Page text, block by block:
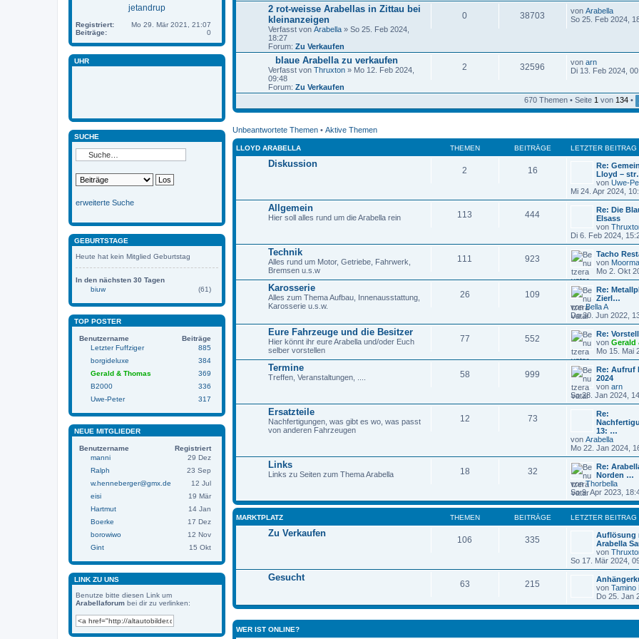
B
i
g
e
r
i
a
2 rot-weisse Arabellas in Zittau bei
kleinanzeigen
Verfasst von Arabella » So 25. Feb 2024,
18:27
Forum: Zu Verkaufen
0 38703 von Arabella
N
s
e
e
i
t
g
So 25. Feb 2024,
D
a
t
e
a
h
n
g
blaue Arabella zu verkaufen
Verfasst von Thruxton » Mo 12. Feb 2024,
09:48
Forum: Zu Verkaufen
2 32596 von arn
N
e
s
t
B
e
i
t
r
a
g
Di 13. Feb 2024,
670 Themen • Seite 1 von 134 •
Unbeantwortete Themen • Aktive Themen
LLOYD ARABELLA THEMEN BEITRÄGE LETZTER BEITRAG
Diskussion
2 16
Re:
Lloyd –
von Uwe-
Mi 24. Apr 2024,
Allgemein
Hier soll alles rund um die Arabella rein 113 444
Re: Die
Elsass
von
Di 6. Feb 2024,
Technik
Alles rund um Motor, Getriebe, Fahrwerk,
Bremsen u.s.w
111 923
Tacho
von
Mo 2. Okt
Karosserie
Alles zum Thema Aufbau, Innenausstattung,
Karosserie u.s.w.
26 109
Re:
Zierl…
vonBella A
N
e
u
e
s
t
r
e
i
a
Do 30. Jun 2022,
Eure Fahrzeuge und die Besitzer
Hier könnt ihr eure Arabella und/oder Euch
selber vorstellen
77 552
Re:
von Gerald
Mo 15. Mai
Termine
Treffen, Veranstaltungen, .... 58 999
Re: Aufruf
2024
von arn
N
e
e
s
e
r
B
e
i
t
r
a
g
So 28. Jan 2024,
Ersatzteile
Nachfertigungen, was gibt es wo, was passt
von anderen Fahrzeugen
12 73
Re:
13: …
von Arabella
N
e
u
e
s
e
r
B
i
t
r
a
g
Mo 22. Jan 2024,
Links
Links zu Seiten zum Thema Arabella 18 32
Re:
Norden …
vonThorbella
N
e
u
e
s
t
e
r
B
e
i
t
r
a
g
So 9. Apr 2023,
MARKTPLATZ THEMEN BEITRÄGE LETZTER BEITRAG
Zu Verkaufen
106 335
Auflösung
Arabella
von
So 17. Mär 2024,
Gesucht
63 215
von Tamino
Do 25. Jan
WER IST ONLINE?
jetandrup
Registriert:
Mo 29. Mär 2021, 21:07
Beiträge:
0
UHR
SUCHE
erweiterte Suche
GEBURTSTAGE
Heute hat kein Mitglied Geburtstag
In den nächsten 30 Tagen
biuw
(61)
TOP POSTER
Benutzername
Beiträge
Letzter Fuffziger
885
borgideluxe
384
Gerald & Thomas
369
B2000
336
Uwe-Peter
317
NEUE MITGLIEDER
Benutzername
Registriert
manni
29 Dez
Ralph
23 Sep
w.henneberger@gmx.de
12 Jul
eisi
19 Mär
Hartmut
14 Jan
Boerke
17 Dez
borowiwo
12 Nov
Gint
15 Okt
LINK ZU UNS
Benutze bitte diesen Link um
Arabellaforum bei dir zu verlinken: